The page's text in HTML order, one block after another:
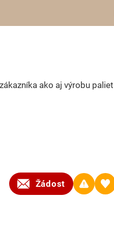
ako aj výrobu paliet
Žádost